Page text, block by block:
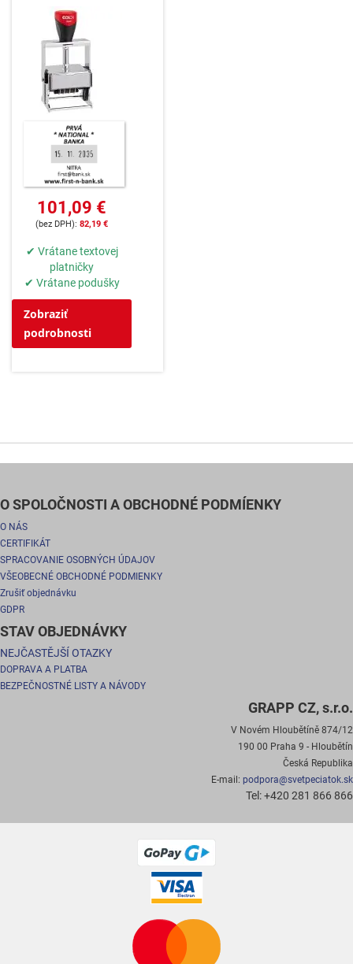
101,09 €
82,19 €
✔ Vrátane textovej
platničky
✔ Vrátane podušky
Zobraziť
podrobnosti
O SPOLOČNOSTI A OBCHODNÉ PODMÍENKY
O NÁS
CERTIFIKÁT
SPRACOVANIE OSOBNÝCH ÚDAJOV
VŠEOBECNÉ OBCHODNÉ PODMIENKY
Zrušiť objednávku
GDPR
STAV OBJEDNÁVKY
NEJČASTĚJŠÍ OTAZKY
DOPRAVA A PLATBA
BEZPEČNOSTNÉ LISTY A NÁVODY
GRAPP CZ, s.r.o.
V Novém Hloubětíně 874/12
190 00 Praha 9 - Hloubětín
Česká Republika
E-mail: podpora@svetpeciatok.sk
Tel: +420 281 866 866